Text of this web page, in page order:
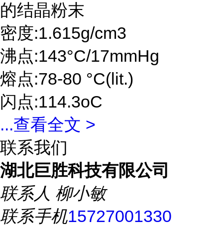
的结晶粉末
密度:1.615g/cm3
沸点:143°C/17mmHg
熔点:78-80 °C(lit.)
闪点:114.3oC
...查看全文 >
联系我们
湖北巨胜科技有限公司
联系人 柳小敏
联系手机15727001330